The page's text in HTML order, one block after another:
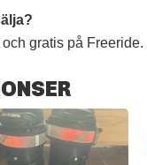
gratis på Freeride.